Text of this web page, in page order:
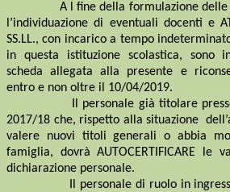
A l fine della formulazione
l’individuazione di eventuali docenti e
SS.LL., con incarico a tempo
in questa istituzione scolastica, sono
scheda allegata alla presente e
entro e non oltre il 10/04/2019.
Il personale già titolare
2017/18 che, rispetto alla situazione
valere nuovi titoli generali o abbia
famiglia, dovrà AUTOCERTIFICARE le
dichiarazione personale.
Il personale di ruolo in